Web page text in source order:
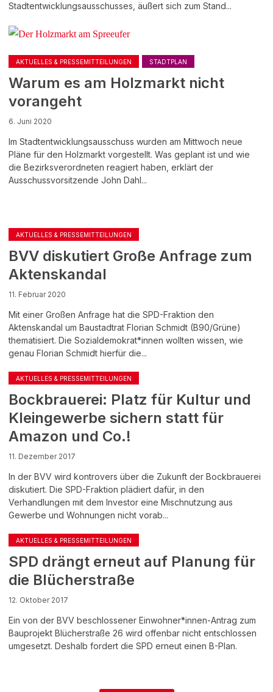
Stadtentwicklungsausschusses, äußert sich zum Stand...
AKTUELLES & PRESSEMITTEILUNGEN STADTPLAN
Warum es am Holzmarkt nicht
vorangeht
6. Juni 2020
Im Stadtentwicklungsausschuss wurden am Mittwoch neue
Pläne für den Holzmarkt vorgestellt. Was geplant ist und wie
die Bezirksverordneten reagiert haben, erklärt der
Ausschussvorsitzende John Dahl...
AKTUELLES & PRESSEMITTEILUNGEN
BVV diskutiert Große Anfrage zum
Aktenskandal
11. Februar 2020
Mit einer Großen Anfrage hat die SPD-Fraktion den
Aktenskandal um Baustadtrat Florian Schmidt (B90/Grüne)
thematisiert. Die Sozialdemokrat*innen wollten wissen, wie
genau Florian Schmidt hierfür die...
AKTUELLES & PRESSEMITTEILUNGEN
Bockbrauerei: Platz für Kultur und
Kleingewerbe sichern statt für
Amazon und Co.!
11. Dezember 2017
In der BVV wird kontrovers über die Zukunft der Bockbrauerei
diskutiert. Die SPD-Fraktion plädiert dafür, in den
Verhandlungen mit dem Investor eine Mischnutzung aus
Gewerbe und Wohnungen nicht vorab...
AKTUELLES & PRESSEMITTEILUNGEN
SPD drängt erneut auf Planung für
die Blücherstraße
12. Oktober 2017
Ein von der BVV beschlossener Einwohner*innen-Antrag zum
Bauprojekt Blücherstraße 26 wird offenbar nicht entschlossen
umgesetzt. Deshalb fordert die SPD erneut einen B-Plan.